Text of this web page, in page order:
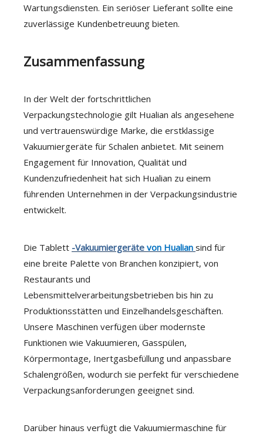
Wartungsdiensten. Ein seriöser Lieferant sollte eine
zuverlässige Kundenbetreuung bieten.
Zusammenfassung
In der Welt der fortschrittlichen
Verpackungstechnologie gilt Hualian als angesehene
und vertrauenswürdige Marke, die erstklassige
Vakuumiergeräte für Schalen anbietet. Mit seinem
Engagement für Innovation, Qualität und
Kundenzufriedenheit hat sich Hualian zu einem
führenden Unternehmen in der Verpackungsindustrie
entwickelt.
Die Tablett -Vakuumiergeräte von Hualian sind für
eine breite Palette von Branchen konzipiert, von
Restaurants und
Lebensmittelverarbeitungsbetrieben bis hin zu
Produktionsstätten und Einzelhandelsgeschäften.
Unsere Maschinen verfügen über modernste
Funktionen wie Vakuumieren, Gasspülen,
Körpermontage, Inertgasbefüllung und anpassbare
Schalengrößen, wodurch sie perfekt für verschiedene
Verpackungsanforderungen geeignet sind.
Darüber hinaus verfügt die Vakuumiermaschine für